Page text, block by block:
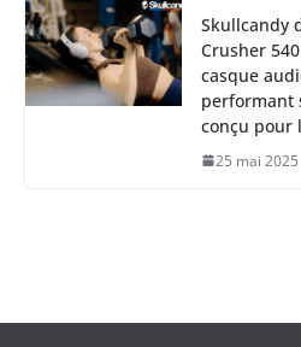
Skullcandy
Crusher
casque
performant
conçu pour
25 mai 2025